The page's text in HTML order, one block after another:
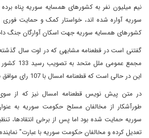
سوریه آواره شده اند، خواستار کمک و حمایت فوری
کشورهای همسایه سوریه جهت اسکان آوارگان جنگ
مجمع عمومی
این در حالی است که قطعنامه امسال با 107 رای موافق به تصویب رسید.
در متن پیش نویس قطعنامه امسال نیز که از
طورآشکار از مخالفان مسلح حکومت سوریه به
سوریه حمایت شده بود اما پس از برخی انتقادها،
تعدیل کرده و مخالفان حکومت سوریه با عبارت"